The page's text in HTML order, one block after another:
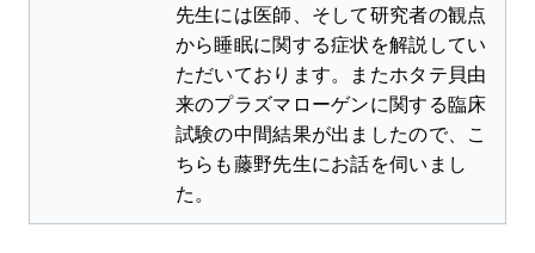
先生には医師、そして研究者の観点
から睡眠に関する症状を解説してい
ただいております。またホタテ貝由
来のプラズマローゲンに関する臨床
試験の中間結果が出ましたので、こ
ちらも藤野先生にお話を伺いまし
た。